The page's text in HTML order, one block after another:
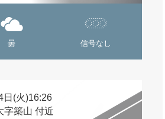
曇 信号なし
日(火)16:26
字築山 付近